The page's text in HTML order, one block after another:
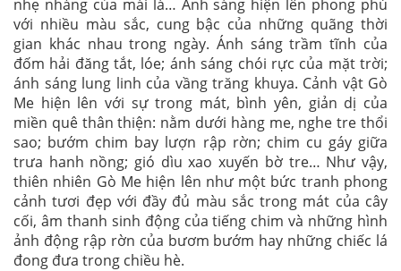
nhẹ nhàng của mái lá… Ánh sáng hiện lên phong phú
với nhiều màu sắc, cung bậc của những quãng thời
gian khác nhau trong ngày. Ánh sáng trầm tĩnh của
đốm hải đăng tắt, lóe; ánh sáng chói rực của mặt trời;
ánh sáng lung linh của vầng trăng khuya. Cảnh vật Gò
Me hiện lên với sự trong mát, bình yên, giản dị của
miền quê thân thiện: nằm dưới hàng me, nghe tre thổi
sao; bướm chim bay lượn rập rờn; chim cu gáy giữa
trưa hanh nồng; gió dìu xao xuyến bờ tre… Như vậy,
thiên nhiên Gò Me hiện lên như một bức tranh phong
cảnh tươi đẹp với đầy đủ màu sắc trong mát của cây
cối, âm thanh sinh động của tiếng chim và những hình
ảnh động rập rờn của bươm bướm hay những chiếc lá
đong đưa trong chiều hè.